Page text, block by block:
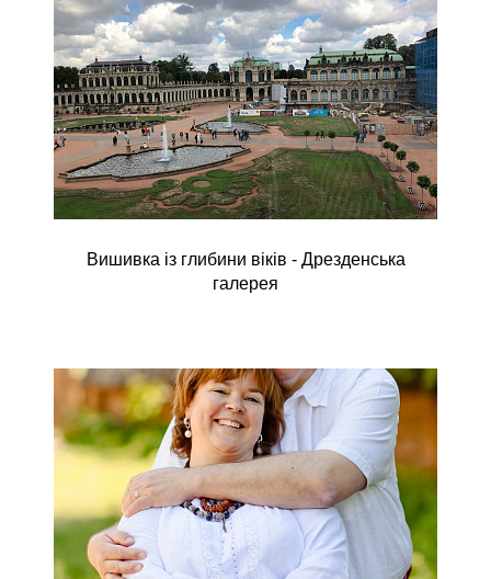
Вишивка із глибини віків - Дрезденська
галерея